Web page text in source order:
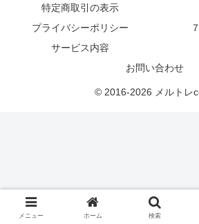
特定商取引の表示
プライバシーポリシー
サービス内容
お問い合わせ
© 2016-2026 メルトレ
メニュー ホーム 検索